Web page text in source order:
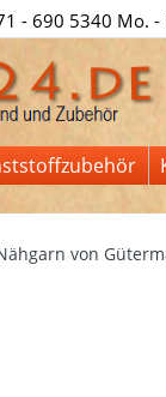
- 690 5340 Mo. -
von